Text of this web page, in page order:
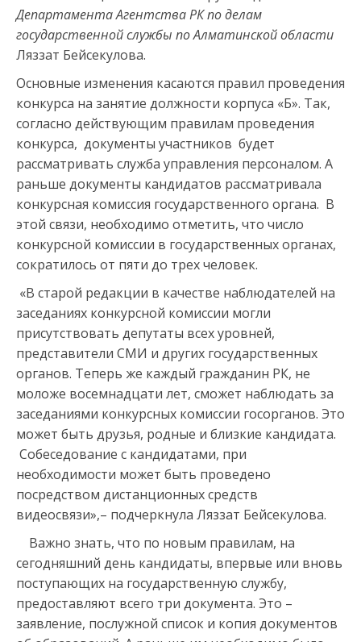
Департамента Агентства РК по делам
государственной службы по Алматинской области
Ляззат Бейсекулова.
Основные изменения касаются правил проведения
конкурса на занятие должности корпуса «Б». Так,
согласно действующим правилам проведения
конкурса, документы участников будет
рассматривать служба управления персоналом. А
раньше документы кандидатов рассматривала
конкурсная комиссия государственного органа. В
этой связи, необходимо отметить, что число
конкурсной комиссии в государственных органах,
сократилось от пяти до трех человек.
«В старой редакции в качестве наблюдателей на
заседаниях конкурсной комиссии могли
присутствовать депутаты всех уровней,
представители СМИ и других государственных
органов. Теперь же каждый гражданин РК, не
моложе восемнадцати лет, сможет наблюдать за
заседаниями конкурсных комиссии госорганов. Это
может быть друзья, родные и близкие кандидата.
Собеседование с кандидатами, при
необходимости может быть проведено
посредством дистанционных средств
видеосвязи»,– подчеркнула Ляззат Бейсекулова.
Важно знать, что по новым правилам, на
сегодняшний день кандидаты, впервые или вновь
поступающих на государственную службу,
предоставляют всего три документа. Это –
заявление, послужной список и копия документов